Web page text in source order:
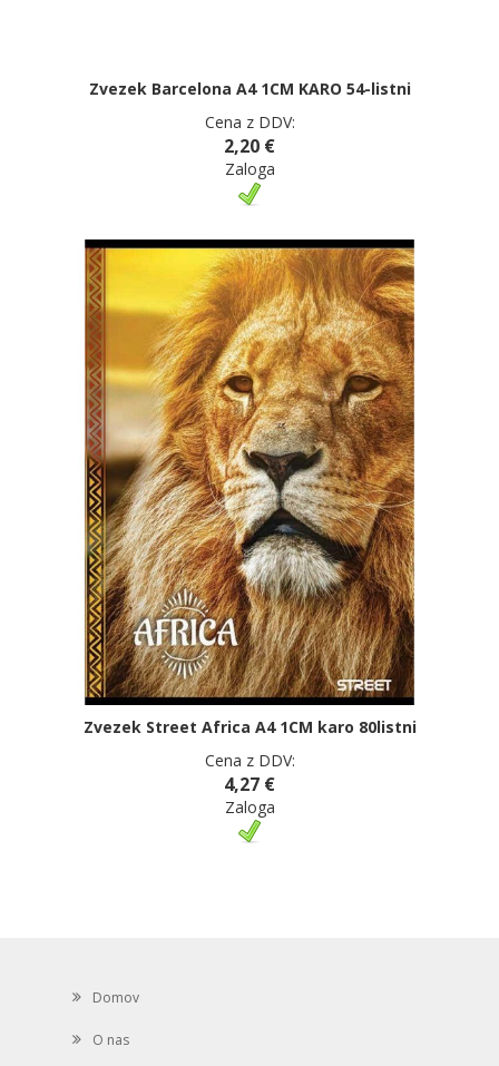
Zvezek Barcelona A4 1CM KARO 54-listni
Cena z DDV:
2,20 €
Zaloga
Zvezek Street Africa A4 1CM karo 80listni
Cena z DDV:
4,27 €
Zaloga
Domov
O nas